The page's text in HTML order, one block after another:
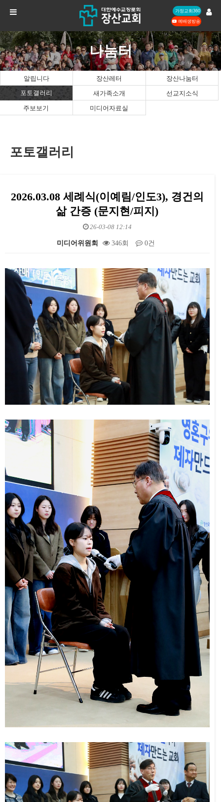
가정교회360
예배생방송
나눔터
알립니다 장산레터
장산나눔터
포토갤러리
새가족소개
선교지소식
주보보기
미디어자료실
포토갤러리
2026.03.08 세례식(이예림/인도3), 경건의
삶 간증 (문지현/피지)
26-03-08 12:14
미디어위원회 346회 0건
본문